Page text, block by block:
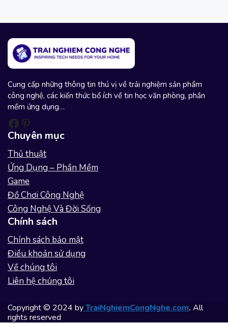
u
Cung cấp những thông tin thú vị về trải nghiệm sản phẩm
công nghệ, các kiến thức bổ ích về tin học văn phòng, phần
mềm ứng dụng…
Facebook
Pinterest
Chuyên mục
Thủ thuật
Ứng Dụng – Phần Mềm
Game
Đồ Chơi Công Nghệ
Công Nghệ Và Đời Sống
Chính sách
Chính sách bảo mật
Điều khoản sử dụng
Về chúng tôi
Liên hệ chúng tôi
Copyright © 2024 byTraiNghiemCongNghe.com. All
rights reserved